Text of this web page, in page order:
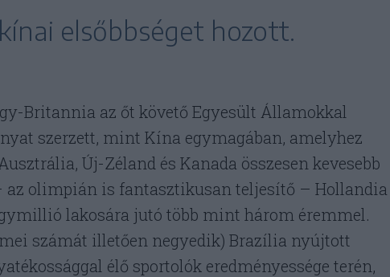
elsőbbséget hozott.
Britannia az őt követő Egyesült Államokkal
szerzett, mint Kína egymagában, amelyhez
Új-Zéland és Kanada összesen kevesebb
az olimpián is fantasztikusan teljesítő – Hollandia
lakosára jutó több mint három éremmel.
számát illetően negyedik) Brazília nyújtott
élő sportolók eredményessége terén,